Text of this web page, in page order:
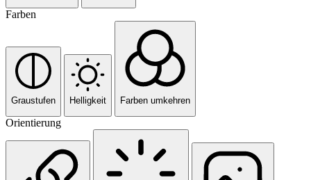
Farben
Graustufen Helligkeit Farben umkehren
Orientierung